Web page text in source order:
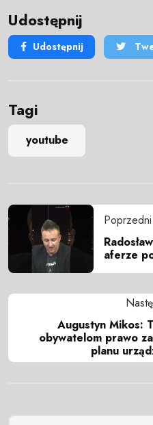
Udostępnij
Udostępnij
Tagi
youtube
Poprzedni
aferze
Augustyn Mikos:
obywatelom prawo
planu